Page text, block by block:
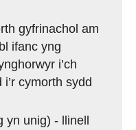
gyfrinachol am
ifanc yng
i’ch
cymorth sydd
yn unig) - llinell